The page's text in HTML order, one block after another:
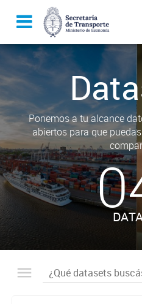
Ponemos a tu alcance
abiertos para que